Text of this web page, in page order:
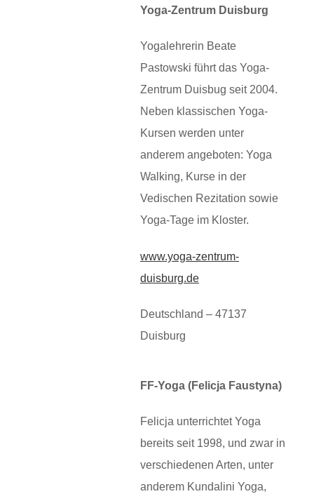
Yoga-Zentrum Duisburg
Yogalehrerin Beate
Pastowski führt das Yoga-
Zentrum Duisbug seit 2004.
Neben klassischen Yoga-
Kursen werden unter
anderem angeboten: Yoga
Walking, Kurse in der
Vedischen Rezitation sowie
Yoga-Tage im Kloster.
www.yoga-zentrum-
duisburg.de
Deutschland – 47137
Duisburg
FF-Yoga (Felicja Faustyna)
Felicja unterrichtet Yoga
bereits seit 1998, und zwar in
verschiedenen Arten, unter
anderem Kundalini Yoga,